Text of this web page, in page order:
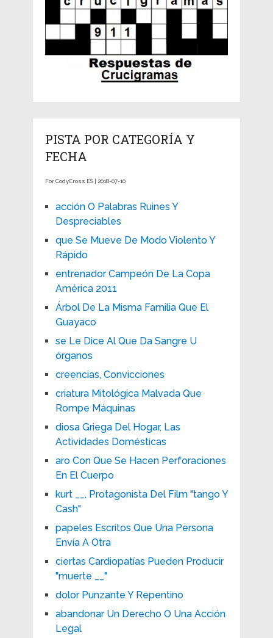
PISTA POR CATEGORÍA Y
FECHA
For CodyCross ES | 2018-07-10
acción O Palabras Ruines Y
Despreciables
que Se Mueve De Modo Violento Y
Rápido
entrenador Campeón De La Copa
América 2011
Árbol De La Misma Familia Que El
Guayaco
se Le Dice Al Que Da Sangre U
órganos
creencias, Convicciones
criatura Mitológica Malvada Que
Rompe Máquinas
diosa Griega Del Hogar, Las
Actividades Domésticas
aro Con Que Se Hacen Perforaciones
En El Cuerpo
kurt __, Protagonista Del Film "tango Y
Cash"
papeles Escritos Que Una Persona
Envía A Otra
ciertas Cardiopatías Pueden Producir
"muerte __"
dolor Punzante Y Repentino
abandonar Un Derecho O Una Acción
Legal